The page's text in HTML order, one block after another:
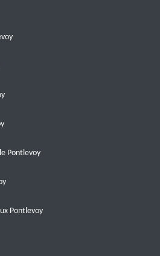
Pontlevoy
Pontlevoy